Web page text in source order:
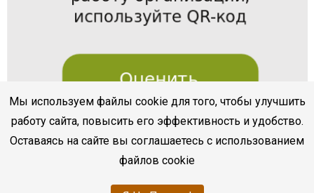
Мы используем файлы cookie для того, чтобы улучшить
работу сайта, повысить его эффективность и удобство.
Оставаясь на сайте вы соглашаетесь с использованием
файлов cookie